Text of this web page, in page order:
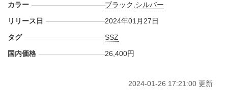
カラー ブラック シルバー
リリース日
2024年01月27日
タグ
SSZ
国内価格
26,400円
2024-01-26 17:21:00 更新